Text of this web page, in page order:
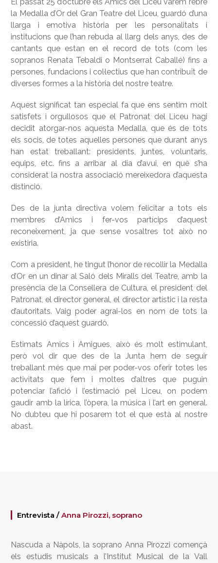
la Medalla d’Or del Gran Teatre del Liceu, guardó d’una
llarga i emotiva història per les personalitats i
institucions que l’han rebuda al llarg dels anys, des de
cantants que estan en el record de tots (com les
sopranos Renata Tebaldi o Montserrat Caballé) fins a
persones, fundacions i col·lectius que han contribuït de
diverses formes a la història del nostre teatre.
Aquest significat tan especial fa que ens sentim molt
satisfets i orgullosos que el Patronat del Liceu hagi
decidit atorgar-nos aquesta Medalla, que és de tots
els socis, de totes aquelles persones que durant anys
han estat treballant: presidents, juntes, voluntaris,
equips, etc. fins a arribar al dia d’avui, en què s’ha
considerat la nostra associació mereixedora d’aquesta
distinció.
Des de la junta directiva volem felicitar a tots els
membres d’Amics i fer-vos partícips d’aquest
reconeixement, ja que sense vosaltres tot això no
existiria.
Com a president, he tingut l’honor de recollir la Medalla
d’Or en un dinar al Saló dels Miralls del Teatre, amb la
presència de la Consellera de Cultura, el president del
Patronat, el director general, el director artístic i la resta
d’autoritats. Vaig poder agrai-los en nom de tots la
concessió d’aquest guardó.
Estimats Amics i Amigues, això és molt estimulant,
però vol dir que des de la Junta hem de seguir
treballant més que mai per poder-vos oferir totes les
activitats que fem i moltes d’altres que puguin
potenciar l’afició i l’estimació pel Liceu, on podem
gaudir amb la lírica, l’òpera, la música i l’art en general.
No dubteu que hi posarem tot el que està al nostre
abast.
Entrevista /Anna Pirozzi, soprano
Nascuda a Nàpols, la soprano Anna Pirozzi començà
els estudis musicals a l’Institut Musical de la Vall